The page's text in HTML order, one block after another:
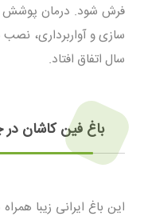
فرش شود. درمان پوشش
سازی و آواربرداری،
سال اتفاق افتاد.
باغ فین کاشان در